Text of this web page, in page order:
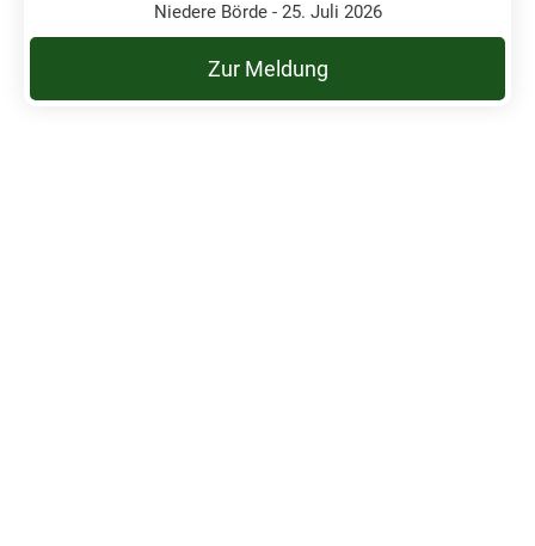
Niedere Börde - 25. Juli 2026
Zur Meldung